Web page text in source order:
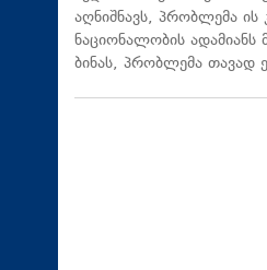
აღნიშნავს, პრობლემა
ნაციონალობის ადამიანს
ბინას, პრობლემა თავად